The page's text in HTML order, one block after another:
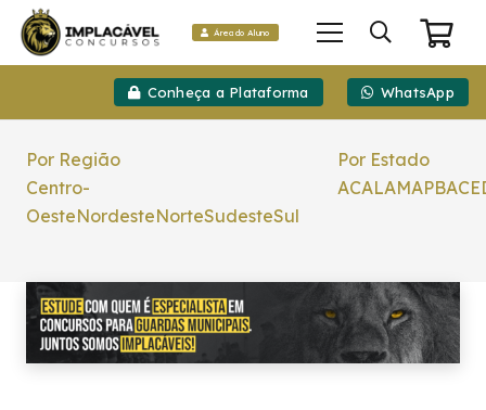
Área do Aluno
Conheça a Plataforma WhatsApp
Por Região
Centro-
OesteNordesteNorteSudesteSul
Por Estado
ACALAMAPBACE